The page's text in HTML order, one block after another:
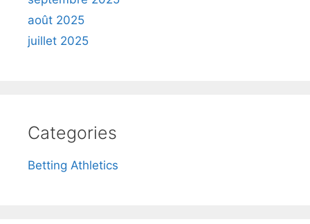
août 2025
juillet 2025
Categories
Betting Athletics